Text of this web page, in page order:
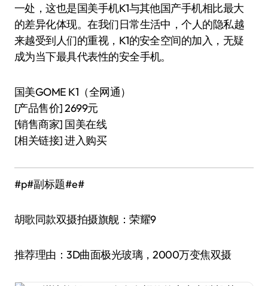
一处，这也是国美手机K1与其他国产手机相比最大
的差异化体现。在我们日常生活中，个人的隐私越
来越受到人们的重视，K1的安全空间的加入，无疑
成为当下最具代表性的安全手机。
国美GOME K1（全网通）
[产品售价] 2699元
[销售商家] 国美在线
[相关链接] 进入购买
#p#副标题#e#
胡歌同款双摄拍摄旗舰：荣耀9
推荐理由：3D曲面极光玻璃，2000万变焦双摄